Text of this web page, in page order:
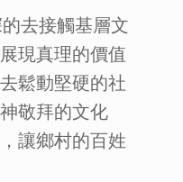
去接觸基層文
現真理的價值
鬆動堅硬的社
敬拜的文化
讓鄉村的百姓